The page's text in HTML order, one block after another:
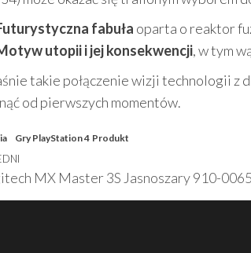
fabuła oparta o reaktor
utopii i jej konsekwencji, w tym
takie połączenie wizji technologii z
od pierwszych momentów.
Gry PlayStation 4 Produkt
MX Master 3S Jasnoszary 910-